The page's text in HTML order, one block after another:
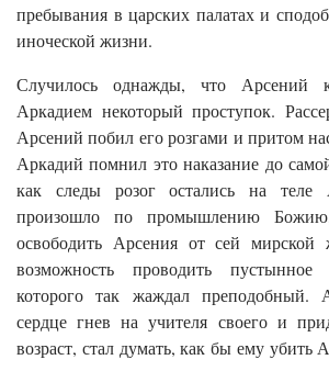
пребывания в царских палатах и
иноческой жизни.
Случилось однажды, что Арсений
Аркадием некоторый проступок.
Арсений побил его розгами и притом
Аркадий помнил это наказание до
как следы розог остались на теле
произошло по промышлению
освободить Арсения от сей
возможность проводить пустынное
которого так жаждал преподобный.
сердце гнев на учителя своего и
возраст, стал думать, как бы ему